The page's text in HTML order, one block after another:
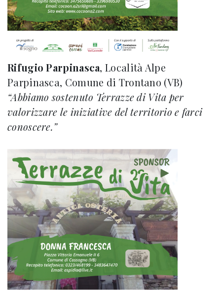
Rifugio Parpinasca, Località Alpe
Parpinasca, Comune di Trontano (VB)
“Abbiamo sostenuto Terrazze di Vita per
valorizzare le iniziative del territorio e farci
conoscere.”